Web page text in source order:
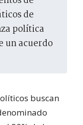
de
política
un acuerdo
buscan